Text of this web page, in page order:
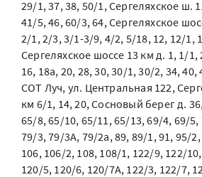
29/1, 37, 38, 50/1, Сергеляхское ш.
41/5, 46, 60/3, 64, Сергеляхское
2/1, 2/3, 3/1-3/9, 4/2, 5/18, 12, 12/1,
Сергеляхское шоссе 13 км д. 1, 1/1,
16, 18а, 20, 28, 30, 30/1, 30/2, 34,
СОТ Луч, ул. Центральная 122,
км 6/1, 14, 20, Сосновый берег д.
65/8, 65/10, 65/11, 65/13, 69/4, 69/
79/3, 79/3А, 79/2а, 89, 89/1, 91, 95/
106, 106/2, 108, 108/1, 122/9, 122/
120/5, 120/6, 120/7А, 122/3, 122/7,